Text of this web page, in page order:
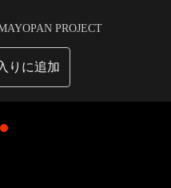
人”を動画投稿サイトで発見
PROJECT
りに追加